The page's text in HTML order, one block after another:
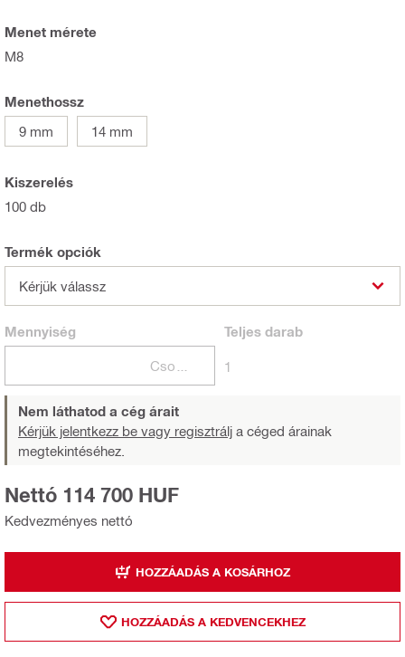
Menet mérete
M8
Menethossz
9 mm
14 mm
Kiszerelés
100 db
Termék opciók
Kérjük válassz
Mennyiség Teljesdarab
1
Nem láthatod a cég árait
Kérjük jelentkezz be vagy regisztrálj a céged árainak
megtekintéséhez.
Kedvezményes nettó
Nettó 114 700 HUF
HOZZÁADÁS A KOSÁRHOZ
HOZZÁADÁS A KEDVENCEKHEZ